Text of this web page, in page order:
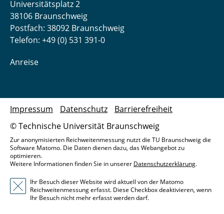
Universitätsplatz 2
38106 Braunschweig
Postfach: 38092 Braunschweig
Telefon: +49 (0) 531 391-0
Anreise
© Technische Universität Braunschweig
Impressum Datenschutz Barrierefreiheit
Zur anonymisierten Reichweitenmessung nutzt die TU Braunschweig die
Software Matomo. Die Daten dienen dazu, das Webangebot zu
optimieren.
Weitere Informationen finden Sie in unserer Datenschutzerklärung.
Ihr Besuch dieser Website wird aktuell von der Matomo
Reichweitenmessung erfasst. Diese Checkbox deaktivieren, wenn
Ihr Besuch nicht mehr erfasst werden darf.